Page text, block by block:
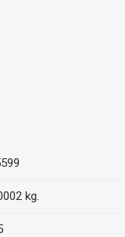
kg.